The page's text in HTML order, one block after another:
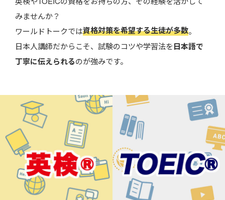
みませんか？
ワールドトークでは資格対策を希望する生徒が多数。
日本人講師だからこそ、試験のコツや学習法を日本語で
丁寧に伝えられるのが強みです。